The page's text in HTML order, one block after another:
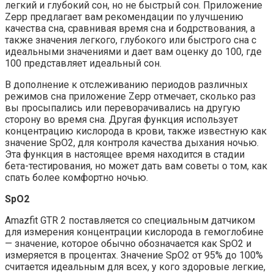
легкий и глубокий сон, но не быстрый сон. Приложение
Zepp предлагает вам рекомендации по улучшению
качества сна, сравнивая время сна и бодрствования, а
также значения легкого, глубокого или быстрого сна с
идеальными значениями и дает вам оценку до 100, где
100 представляет идеальный сон.
В дополнение к отслеживанию периодов различных
режимов сна приложение Zepp отмечает, сколько раз
вы просыпались или переворачивались на другую
сторону во время сна. Другая функция использует
концентрацию кислорода в крови, также известную как
значение SpO2, для контроля качества дыхания ночью.
Эта функция в настоящее время находится в стадии
бета-тестирования, но может дать вам советы о том, как
спать более комфортно ночью.
SpO2
Amazfit GTR 2 поставляется со специальным датчиком
для измерения концентрации кислорода в гемоглобине
— значение, которое обычно обозначается как SpO2 и
измеряется в процентах. Значение SpO2 от 95% до 100%
считается идеальным для всех, у кого здоровые легкие,